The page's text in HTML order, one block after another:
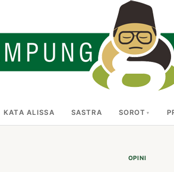
KATA ALISSA SASTRA SOROT
OPINI